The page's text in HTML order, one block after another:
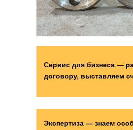
Сервис для бизнеса —
договору, выставляем
Экспертиза — знаем
демонтаж зданий